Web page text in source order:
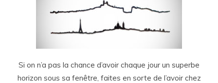
Si on n’a pas la chance d’avoir chaque jour un superbe
horizon sous sa fenêtre, faites en sorte de l’avoir chez